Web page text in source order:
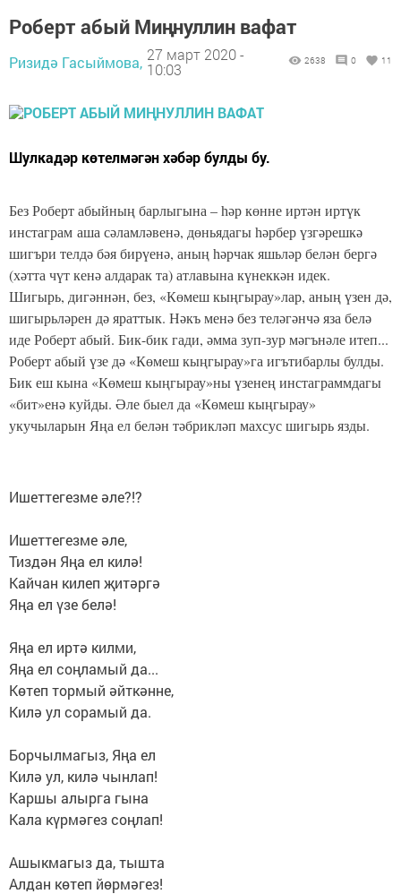
Роберт абый Миңнуллин вафат
Ризидә Гасыймова, 27 март 2020 -
10:03
2638 0 11
Шулкадәр көтелмәгән хәбәр булды бу.
Без Роберт абыйның барлыгына – һәр көнне иртән иртүк
инстаграм аша сәламләвенә, дөньядагы һәрбер үзгәрешкә
шигъри телдә бәя бирүенә, аның һәрчак яшьләр белән бергә
(хәтта чүт кенә алдарак та) атлавына күнеккән идек.
Шигырь, дигәннән, без, «Көмеш кыңгырау»лар, аның үзен дә,
шигырьләрен дә яраттык. Нәкъ менә без теләгәнчә яза белә
иде Роберт абый. Бик-бик гади, әмма зуп-зур мәгънәле итеп...
Роберт абый үзе дә «Көмеш кыңгырау»га игътибарлы булды.
Бик еш кына «Көмеш кыңгырау»ны үзенең инстаграммдагы
«бит»енә куйды. Әле быел да «Көмеш кыңгырау»
укучыларын Яңа ел белән тәбрикләп махсус шигырь язды.
Ишеттегезме әле?!?
Ишеттегезме әле,
Тиздән Яңа ел килә!
Кайчан килеп җитәргә
Яңа ел үзе белә!
Яңа ел иртә килми,
Яңа ел соңламый да...
Көтеп тормый әйткәнне,
Килә ул сорамый да.
Борчылмагыз, Яңа ел
Килә ул, килә чынлап!
Каршы алырга гына
Кала күрмәгез соңлап!
Ашыкмагыз да, тышта
Алдан көтеп йөрмәгез!